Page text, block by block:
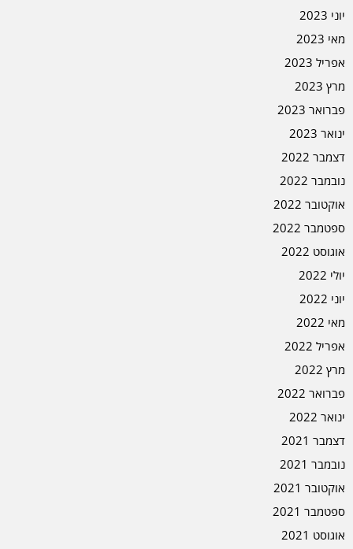
יוני 2023
מאי 2023
אפריל 2023
מרץ 2023
פברואר 2023
ינואר 2023
דצמבר 2022
נובמבר 2022
אוקטובר 2022
ספטמבר 2022
אוגוסט 2022
יולי 2022
יוני 2022
מאי 2022
אפריל 2022
מרץ 2022
פברואר 2022
ינואר 2022
דצמבר 2021
נובמבר 2021
אוקטובר 2021
ספטמבר 2021
אוגוסט 2021